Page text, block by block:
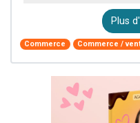
Plus
Commerce Commerce /